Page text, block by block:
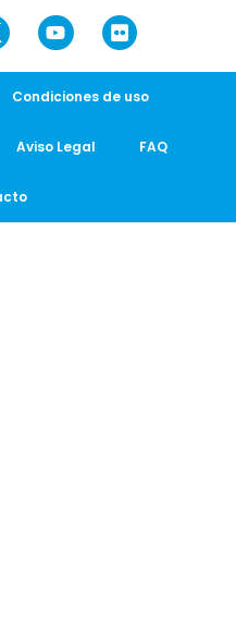
Condiciones de uso
Aviso Legal FAQ